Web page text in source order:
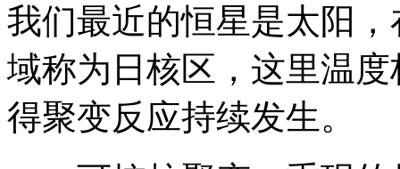
我们最近的恒星是太阳
域称为日核区，这里温
得聚变反应持续发生。